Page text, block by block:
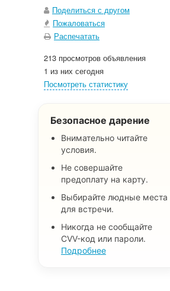
Поделиться с другом
Пожаловаться
Распечатать
213 просмотров объявления
1 из них сегодня
Посмотреть статистику
Безопасное дарение
Внимательно читайте
условия.
Не совершайте
предоплату на карту.
Выбирайте людные места
для встречи.
Никогда не сообщайте
CVV-код или пароли.
Подробнее